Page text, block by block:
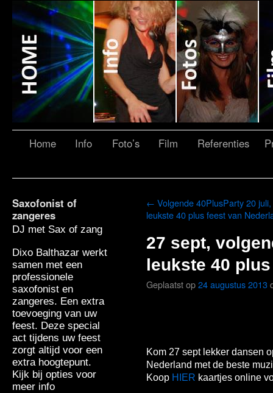
Home Info Foto’s Film Referenties
Saxofonist of
zangeres
DJ met Sax of zang
Dixo Balthazar werkt
samen met een
professionele
saxofonist en
zangeres. Een extra
toevoeging van uw
feest. Deze special
act tijdens uw feest
zorgt altijd voor een
extra hoogtepunt.
Kijk bij opties voor
meer info
← Volgende 40PlusParty 20
leukste 40 plus feest van
27 sept,
leukste 40
Geplaatst op24 augustus 2013
Kom 27 sept lekker dansen
Nederland met de beste
Koop HIER kaartjes online